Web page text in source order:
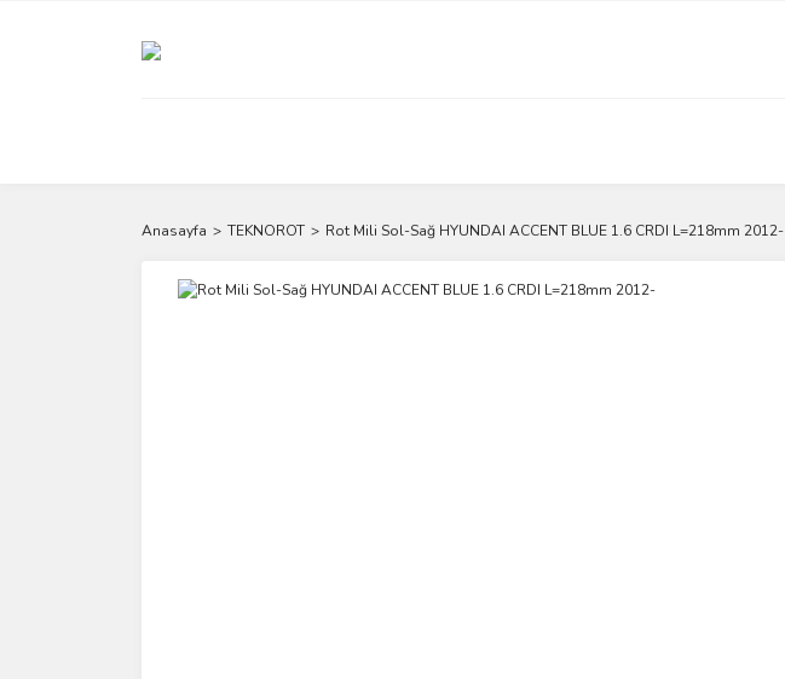
Anasayfa TEKNOROT Rot Mili Sol-Sağ HYUNDAI ACCENT BLUE 1.6 CRDI L=218mm 2012-